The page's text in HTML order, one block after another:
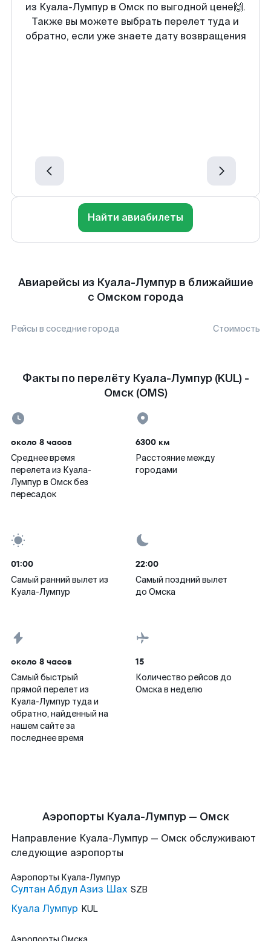
из Куала-Лумпур в Омск по выгодной цене🙌.
Также вы можете выбрать перелет туда и
обратно, если уже знаете дату возвращения
Найти авиабилеты
Авиарейсы из Куала-Лумпур в ближайшие
с Омском города
Рейсы в соседние города Стоимость
Факты по перелёту Куала-Лумпур (KUL) -
Омск (OMS)
около 8 часов
Среднее время
перелета из Куала-
Лумпур в Омск без
пересадок
6300 км
Расстояние между
городами
01:00
Самый ранний вылет из
Куала-Лумпур
22:00
Самый поздний вылет
до Омска
около 8 часов
Самый быстрый
прямой перелет из
Куала-Лумпур туда и
обратно, найденный на
нашем сайте за
последнее время
15
Количество рейсов до
Омска в неделю
Аэропорты Куала-Лумпур — Омск
Направление Куала-Лумпур — Омск обслуживают
следующие аэропорты
Аэропорты Куала-Лумпур
Султан Абдул Азиз Шах SZB
Куала Лумпур KUL